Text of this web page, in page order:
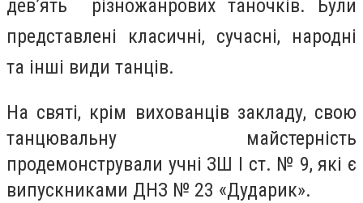
дев’ять різножанрових таночків. Були
представлені класичні, сучасні, народні
та інші види танців.
На святі, крім вихованців закладу, свою
танцювальну майстерність
продемонстрували учні ЗШ I ст. № 9, які є
випускниками ДНЗ № 23 «Дударик».